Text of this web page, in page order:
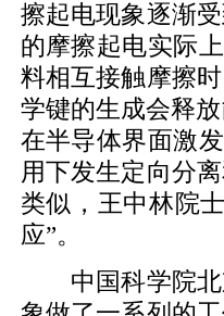
擦起电现象逐渐
的摩擦起电实际
料相互接触摩擦
学键的生成会释
在半导体界面激
用下发生定向分
类似，王中林院
应”。
中国科学院